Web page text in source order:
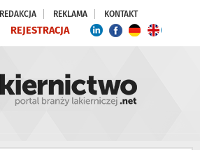
REDAKCJA REKLAMA KONTAKT
REJESTRACJA